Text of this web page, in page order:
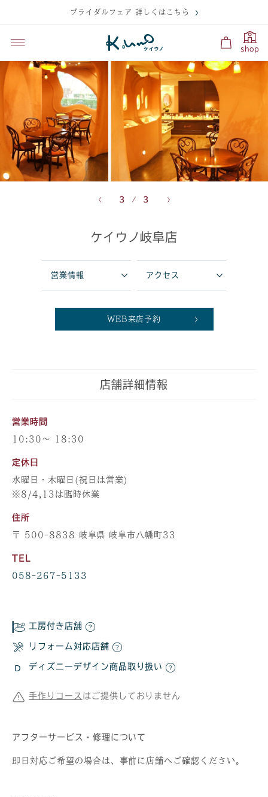
ブライダルフェア 詳しくはこちら
shop
3 3
ケイウノ岐阜店
営業情報 アクセス
WEB来店予約
店舗詳細情報
営業時間
10:30～ 18:30
定休日
水曜日・木曜日(祝日は営業)
※8/4,13は臨時休業
住所
〒 500-8838 岐阜県 岐阜市八幡町33
TEL
058-267-5133
工房付き店舗
リフォーム対応店舗
ディズニーデザイン商品取り扱い
手作りコース はご提供しておりません
アフターサービス・修理について
即日対応ご希望の場合は、事前に店舗へご確認ください。